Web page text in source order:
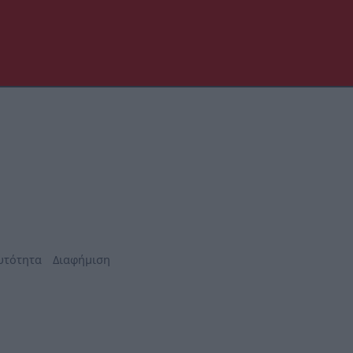
Διαφήμιση